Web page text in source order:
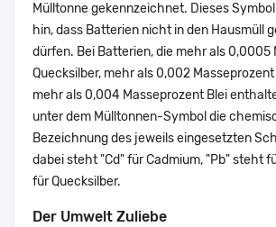
Mülltonne gekennzeichnet. Dieses
hin, dass Batterien nicht in den Hausmüll
dürfen. Bei Batterien, die mehr als 0,0005
Quecksilber, mehr als 0,002
mehr als 0,004 Masseprozent Blei
unter dem Mülltonnen-Symbol die
Bezeichnung des jeweils eingesetzten
dabei steht "Cd" für Cadmium, "Pb" steht
für Quecksilber.
Der Umwelt Zuliebe